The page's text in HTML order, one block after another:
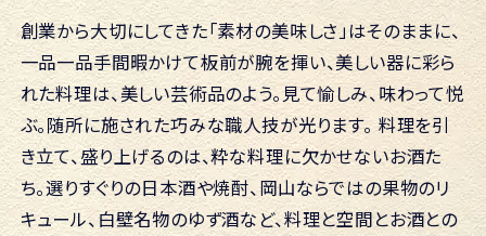
創業から大切にしてきた「素材の美味しさ」はそのままに、
一品一品手間暇かけて板前が腕を揮い、美しい器に彩ら
れた料理は、美しい芸術品のよう。見て愉しみ、味わって悦
ぶ。随所に施された巧みな職人技が光ります。料理を引
き立て、盛り上げるのは、粋な料理に欠かせないお酒た
ち。選りすぐりの日本酒や焼酎、岡山ならではの果物のリ
キュール、白壁名物のゆず酒など、料理と空間とお酒との